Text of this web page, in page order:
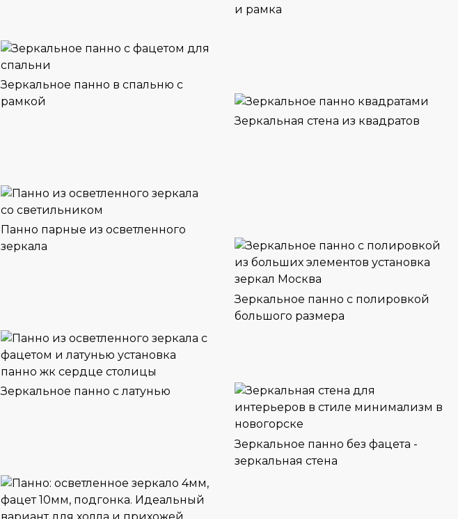
и рамка
Зеркальное панно в спальню с
рамкой
Зеркальная стена из квадратов
Панно парные из осветленного
зеркала
Зеркальное панно с полировкой
большого размера
Зеркальное панно с латунью
Зеркальное панно без фацета -
зеркальная стена